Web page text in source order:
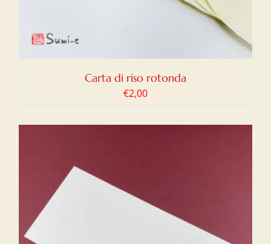
Carta di riso rotonda
€2,00